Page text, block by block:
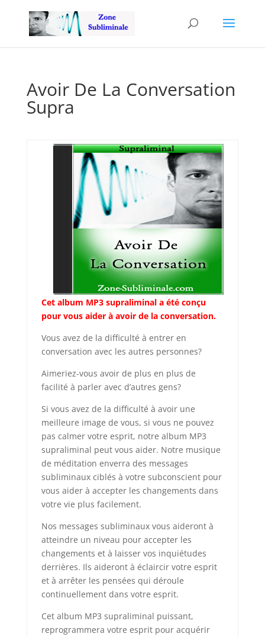
Avoir De La Conversation
Supra
Cet album MP3 supraliminal a été conçu
pour vous aider à avoir de la conversation.
Vous avez de la difficulté à entrer en
conversation avec les autres personnes?
Aimeriez-vous avoir de plus en plus de
facilité à parler avec d’autres gens?
Si vous avez de la difficulté à avoir une
meilleure image de vous, si vous ne pouvez
pas calmer votre esprit, notre album MP3
supraliminal peut vous aider. Notre musique
de méditation enverra des messages
subliminaux ciblés à votre subconscient pour
vous aider à accepter les changements dans
votre vie plus facilement.
Nos messages subliminaux vous aideront à
atteindre un niveau pour accepter les
changements et à laisser vos inquiétudes
derrières. Ils aideront à éclaircir votre esprit
et à arrêter les pensées qui déroule
continuellement dans votre esprit.
Cet album MP3 supraliminal puissant,
reprogrammera votre esprit pour acquérir